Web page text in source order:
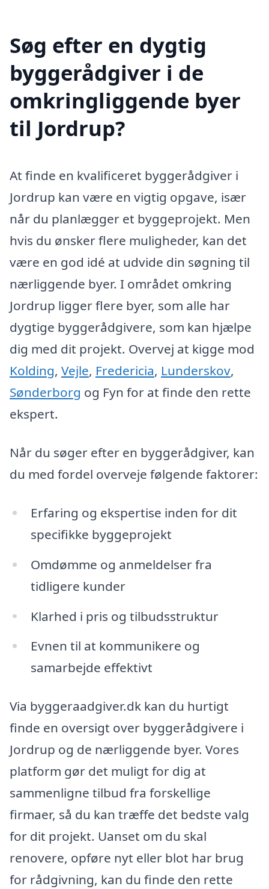
Søg efter en dygtig
byggerådgiver i de
omkringliggende byer
til Jordrup?
At finde en kvalificeret byggerådgiver i
Jordrup kan være en vigtig opgave, især
når du planlægger et byggeprojekt. Men
hvis du ønsker flere muligheder, kan det
være en god idé at udvide din søgning til
nærliggende byer. I området omkring
Jordrup ligger flere byer, som alle har
dygtige byggerådgivere, som kan hjælpe
dig med dit projekt. Overvej at kigge mod
Kolding, Vejle, Fredericia, Lunderskov,
Sønderborg og Fyn for at finde den rette
ekspert.
Når du søger efter en byggerådgiver, kan
du med fordel overveje følgende faktorer:
Erfaring og ekspertise inden for dit
specifikke byggeprojekt
Omdømme og anmeldelser fra
tidligere kunder
Klarhed i pris og tilbudsstruktur
Evnen til at kommunikere og
samarbejde effektivt
Via byggeraadgiver.dk kan du hurtigt
finde en oversigt over byggerådgivere i
Jordrup og de nærliggende byer. Vores
platform gør det muligt for dig at
sammenligne tilbud fra forskellige
firmaer, så du kan træffe det bedste valg
for dit projekt. Uanset om du skal
renovere, opføre nyt eller blot har brug
for rådgivning, kan du finde den rette